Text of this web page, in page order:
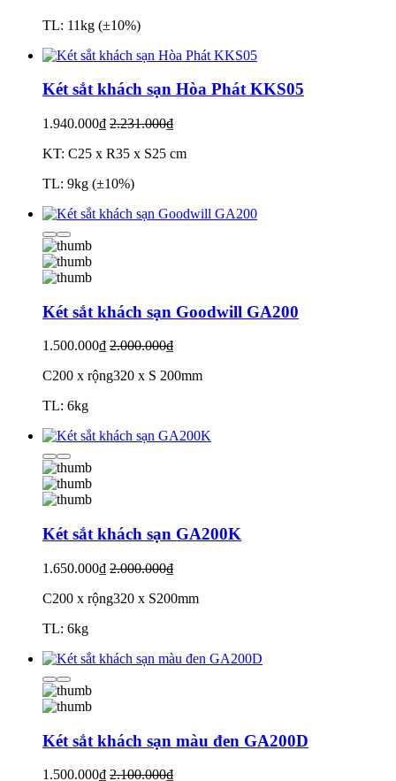
TL: 11kg (±10%)
Két sắt khách sạn Hòa Phát KKS05
1.940.000₫ 2.231.000₫
KT: C25 x R35 x S25 cm
TL: 9kg (±10%)
Két sắt khách sạn Goodwill GA200
1.500.000₫ 2.000.000₫
C200 x rộng320 x S 200mm
TL: 6kg
Két sắt khách sạn GA200K
1.650.000₫ 2.000.000₫
C200 x rộng320 x S200mm
TL: 6kg
Két sắt khách sạn màu đen GA200D
1.500.000₫ 2.100.000₫